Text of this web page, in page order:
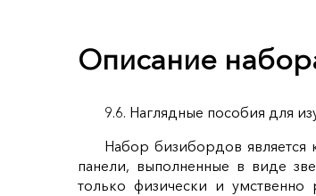
Описание
9.6. Наглядные пособия для
Набор бизибордов является
панели, выполненные в виде
только физически и умственно